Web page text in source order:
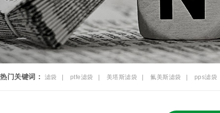
热门关键词： 滤袋 ptfe滤袋 美塔斯滤袋 氟美斯滤袋 pps滤袋